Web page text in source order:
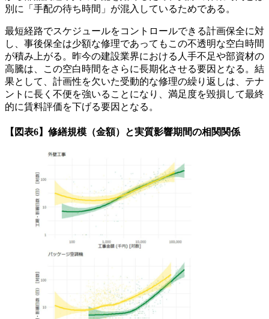
別に「手配の待ち時間」が混入しているためである。
最短経路でスケジュールをコントロールできる計画保全に対
し、事後保全は少額な修理であってもこの不透明な空白時間
が積み上がる。昨今の建設業界における人手不足や部資材の
高騰は、この空白時間をさらに長期化させる要因となる。結
果として、計画性を欠いた受動的な修理の繰り返しは、テナ
ントに長く不便を強いることになり、満足度を毀損して最終
的に賃料評価を下げる要因となる。
【図表6】修繕規模（金額）と実質影響期間の相関関係